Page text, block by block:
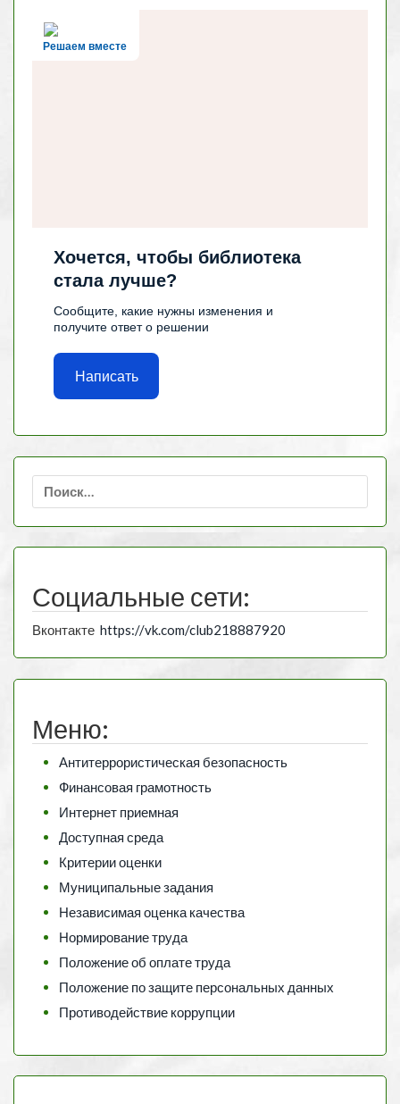
Решаем вместе
Хочется, чтобы библиотека
стала лучше?
Сообщите, какие нужны изменения и
получите ответ о решении
Написать
Социальные сети:
Вконтакте https://vk.com/club218887920
Меню:
Антитеррористическая безопасность
Финансовая грамотность
Интернет приемная
Доступная среда
Критерии оценки
Муниципальные задания
Независимая оценка качества
Нормирование труда
Положение об оплате труда
Положение по защите персональных данных
Противодействие коррупции